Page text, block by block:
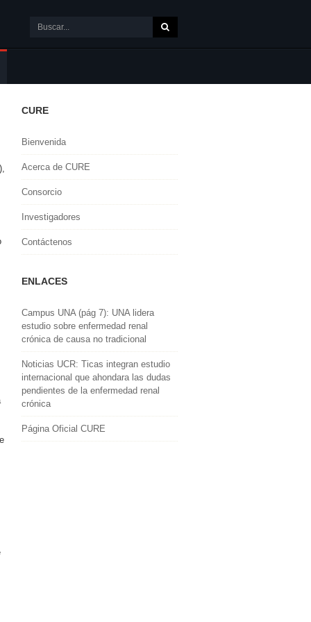
CURE
Bienvenida
Acerca de CURE
Consorcio
Investigadores
Contáctenos
ENLACES
Campus UNA (pág 7): UNA lidera
estudio sobre enfermedad renal
crónica de causa no tradicional
Noticias UCR: Ticas integran estudio
internacional que ahondara las dudas
pendientes de la enfermedad renal
crónica
Página Oficial CURE